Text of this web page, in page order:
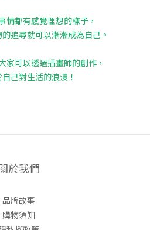
情都有感覺理想的樣子，
追尋就可以漸漸成為自己。
家可以透過插畫師的創作，
己對生活的浪漫！
於我們
品牌故事
購物須知